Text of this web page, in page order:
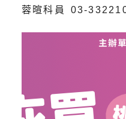
蓉暄科員 03-